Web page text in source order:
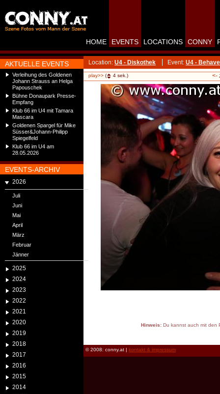
AKTUELLE EVENTS
Verleihung des Goldenen
Johann Strauss an Helga
Papouschek
Bühne Donaupark Presse-
Empfang
Klub 66 im U4 mit Tamara
Mascara
Goldenen Spargel für Mike
Süsser&Johann-Philipp
Spiegelfeld
Klub 66 im U4 am
28.05.2026
EVENTS-ARCHIV
2026
Juli
Juni
Mai
April
März
Februar
Jänner
2025
2024
2023
2022
2021
2020
2019
2018
2017
2016
2015
2014
HOME EVENTS LOCATIONS CONNY
Location: U4 - Diskothek Event: U4 - Behave
play>> ( 4 sek.) <-
Hinweis:Du kannst auch mit den
© 2008: conny.at | kontakt & impressum